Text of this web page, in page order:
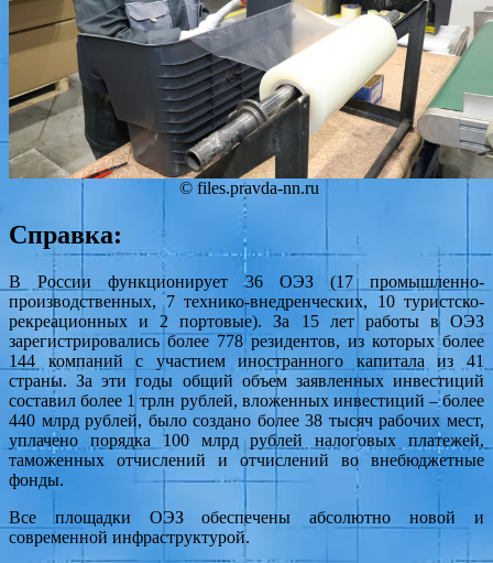
© files.pravda-nn.ru
Справка:
В России функционирует 36 ОЭЗ (17 промышленно-
производственных, 7 технико-внедренческих, 10 туристско-
рекреационных и 2 портовые). За 15 лет работы в ОЭЗ
зарегистрировались более 778 резидентов, из которых более
144 компаний с участием иностранного капитала из 41
страны. За эти годы общий объем заявленных инвестиций
составил более 1 трлн рублей, вложенных инвестиций – более
440 млрд рублей, было создано более 38 тысяч рабочих мест,
уплачено порядка 100 млрд рублей налоговых платежей,
таможенных отчислений и отчислений во внебюджетные
фонды.
Все площадки ОЭЗ обеспечены абсолютно новой и
современной инфраструктурой.